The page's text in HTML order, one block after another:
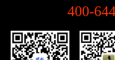
400-